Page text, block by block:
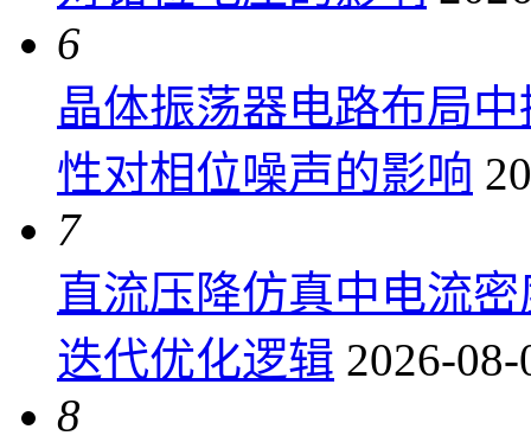
6
晶体振荡器电路布局
性对相位噪声的影响
7
直流压降仿真中电流
迭代优化逻辑 2026-
8